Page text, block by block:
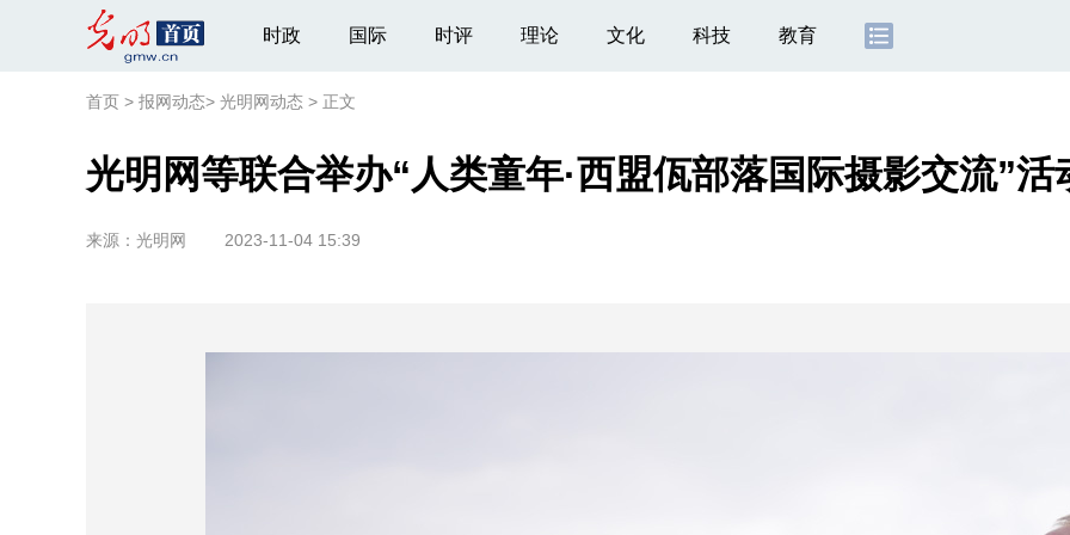
时政 国际 时评 理论 文化 科技 教育
首页 > 报网动态> 光明网动态 > 正文
光明网等联合举办“人类童年·西盟佤部落国际摄影交流”活
来源： 光明网 2023-11-04 15:39